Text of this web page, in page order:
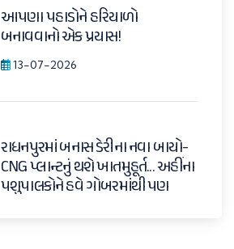
આપણા પહાડોને હરિયાળો
બનાવવાનો એક પ્રયાસ!
13-07-2026
રાધનપુરમાં બનાસ ડેરીના નવા બાયો-
CNG પ્લાન્ટનું થશે ખાતમુહૂર્ત... અહીંના
પશુપાલકોને હવે ગોબરમાંથી પણ